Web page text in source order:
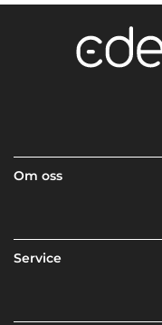
Om oss
Service